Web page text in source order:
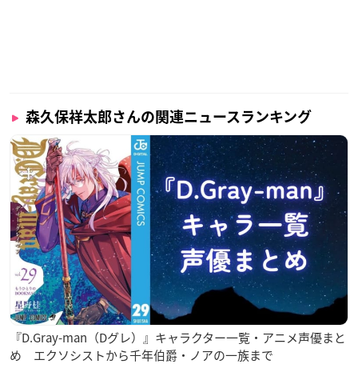
【放送日時】
2022年1月1日(土・祝)0時〜4時30分
【放送/配信】
フジテレビTWO/TWOsmart
【出演】
MC：森久保祥太郎
声優オールナイターズ(21名)
阿座上洋平/岩崎諒太/浦和希/狩野翔/小林大紀/酒井広大/榊原
優希/佐藤元/汐谷文康/白井悠介/高塚智人/竹内栄治/立花慎之
介/
中澤まさとも/野津山幸宏/濱野大輝/葉山翔太/帆世雄一/山
森久保祥太郎さんの関連ニュースランキング
『D.Gray-man（Dグレ）』キャラクター一覧・アニメ声優まと
め エクソシストから千年伯爵・ノアの一族まで